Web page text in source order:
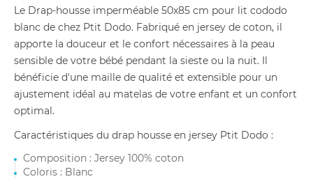
Le Drap-housse imperméable 50x85 cm pour lit cododo
blanc de chez Ptit Dodo. Fabriqué en jersey de coton, il
apporte la douceur et le confort nécessaires à la peau
sensible de votre bébé pendant la sieste ou la nuit. Il
bénéficie d'une maille de qualité et extensible pour un
ajustement idéal au matelas de votre enfant et un confort
optimal.
Caractéristiques du drap housse en jersey Ptit Dodo :
Composition : Jersey 100% coton
Coloris : Blanc